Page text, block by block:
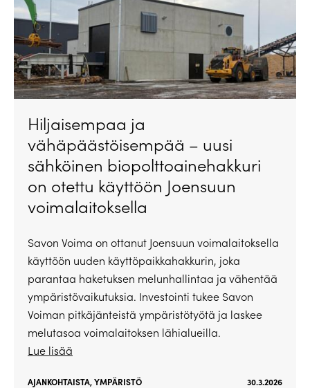
Hiljaisempaa ja
vähäpäästöisempää – uusi
sähköinen biopolttoainehakkuri
on otettu käyttöön Joensuun
voimalaitoksella
Savon Voima on ottanut Joensuun voimalaitoksella
käyttöön uuden käyttöpaikkahakkurin, joka
parantaa haketuksen melunhallintaa ja vähentää
ympäristövaikutuksia. Investointi tukee Savon
Voiman pitkäjänteistä ympäristötyötä ja laskee
melutasoa voimalaitoksen lähialueilla.
Lue lisää
AJANKOHTAISTA,YMPÄRISTÖ 30.3.2026